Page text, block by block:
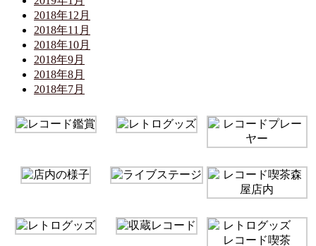
2018年12月
2018年11月
2018年10月
2018年9月
2018年8月
2018年7月